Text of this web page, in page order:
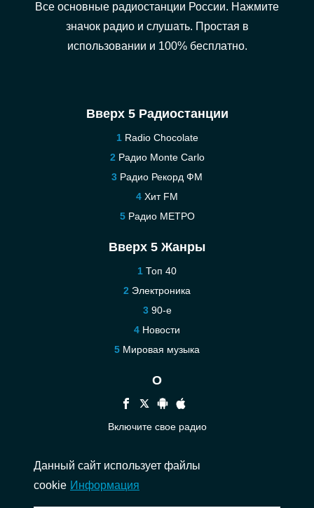
Все основные радиостанции России. Нажмите
значок радио и слушать. Простая в
использовании и 100% бесплатно.
Вверх 5 Радиостанции
Radio Chocolate
Радио Monte Carlo
Радио Рекорд ФМ
Хит FM
Радио МЕТРО
Вверх 5 Жанры
Топ 40
Электроника
90-е
Новости
Мировая музыка
О
Включите свое радио
Связаться
Данный сайт использует файлы
cookie Информация